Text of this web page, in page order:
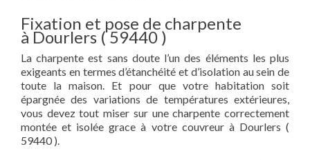
Fixation et pose de charpente
à Dourlers ( 59440 )
La charpente est sans doute l’un des éléments les plus
exigeants en termes d’étanchéité et d’isolation au sein de
toute la maison. Et pour que votre habitation soit
épargnée des variations de températures extérieures,
vous devez tout miser sur une charpente correctement
montée et isolée grace à votre couvreur à Dourlers (
59440 ).